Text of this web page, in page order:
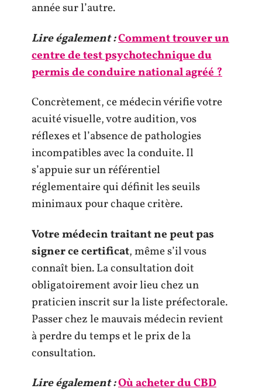
année sur l’autre.
Lire également :Comment trouver un
centre de test psychotechnique du
permis de conduire national agréé ?
Concrètement, ce médecin vérifie votre
acuité visuelle, votre audition, vos
réflexes et l’absence de pathologies
incompatibles avec la conduite. Il
s’appuie sur un référentiel
réglementaire qui définit les seuils
minimaux pour chaque critère.
Votre médecin traitant ne peut pas
signer ce certificat, même s’il vous
connaît bien. La consultation doit
obligatoirement avoir lieu chez un
praticien inscrit sur la liste préfectorale.
Passer chez le mauvais médecin revient
à perdre du temps et le prix de la
consultation.
Lire également :Où acheter du CBD